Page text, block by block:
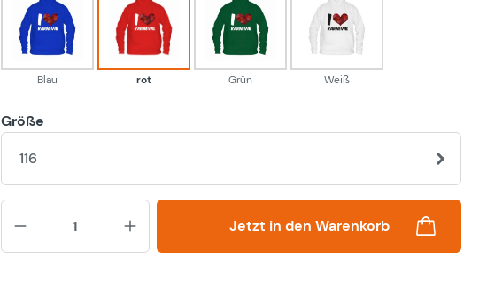
Blau
Blau
rot
rot
Grün
Grün
Weiß
Weiß
Größe
116
Produkt Anzahl: Gib den
Jetzt in den Warenkorb